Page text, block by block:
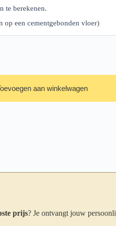
te berekenen.
op een cementgebonden vloer)
aan winkelwagen
prijs? Je ontvangt jouw